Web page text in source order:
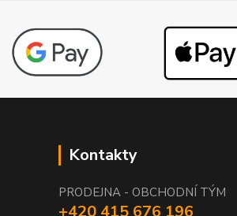
Kontakty
PRODEJNA - OBCHODNÍ TÝM
+420 415 676 196